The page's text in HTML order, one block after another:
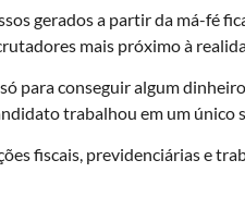
gerados a partir da má-fé
mais próximo à
para conseguir algum
trabalhou em um único
fiscais, previdenciárias e